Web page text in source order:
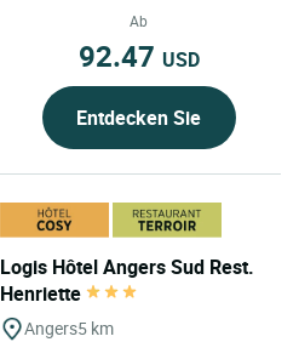
Ab
92.47 USD
Entdecken Sie
Logis Hôtel Angers Sud Rest.
Henriette
Angers5 km